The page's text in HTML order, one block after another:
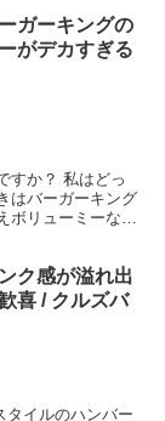
ガーキングの
がデカすぎる
すか？ 私はどっ
はバーガーキング
ボリューミーなバ
ク感が溢れ出
喜 / クルズバ
タイルのハンバー